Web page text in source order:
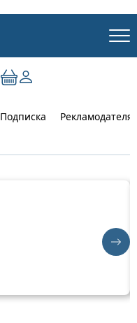
Подписка